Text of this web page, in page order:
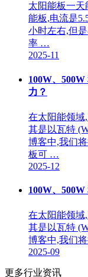
太阳能板一天
能板,电流是
小时左右,但
率 …
2025-11
100W、
力？
在太阳能领域
其是以瓦特
博客中,我们
板可 …
2025-12
100W、
在太阳能领域
其是以瓦特
博客中,我们
2025-09
更多行业资讯